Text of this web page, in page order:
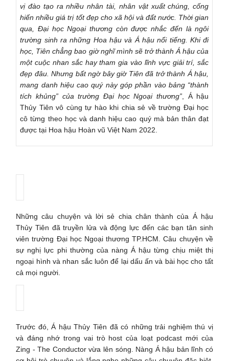
vị đào tạo ra nhiều nhân tài, nhân vật xuất chúng, cống
hiến nhiều giá trị tốt đẹp cho xã hội và đất nước. Thời gian
qua, Đại học Ngoại thương còn được nhắc đến là ngôi
trường sinh ra những Hoa hậu và Á hậu nổi tiếng. Khi đi
học, Tiên chẳng bao giờ nghĩ mình sẽ trở thành Á hậu của
một cuộc nhan sắc hay tham gia vào lĩnh vực giải trí, sắc
đẹp đâu. Nhưng bất ngờ bây giờ Tiên đã trở thành Á hậu,
mang danh hiệu cao quý này góp phần vào bảng “thành
tích khủng” của trường Đại học Ngoại thương”, Á hậu
Thủy Tiên vô cùng tự hào khi chia sẻ về trường Đại học
cô từng theo học và danh hiệu cao quý mà bản thân đạt
được tại Hoa hậu Hoàn vũ Việt Nam 2022.
Những câu chuyện và lời sẻ chia chân thành của Á hậu
Thủy Tiên đã truyền lửa và động lực đến các bạn tân sinh
viên trường Đại học Ngoại thương TP.HCM. Câu chuyện về
sự nghị lực phi thường của nàng Á hậu từng chịu miệt thị
ngoại hình và nhan sắc luôn để lại dấu ấn và bài học cho tất
cả mọi người.
Trước đó, Á hậu Thủy Tiên đã có những trải nghiệm thú vị
và đáng nhớ trong vai trò host của loạt podcast mới của
Zing - The Conductor vừa lên sóng. Nàng Á hậu bản lĩnh có